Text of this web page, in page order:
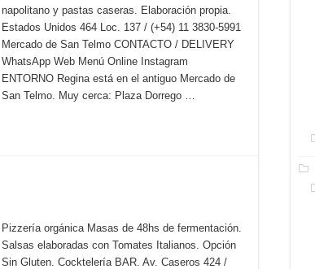
napolitano y pastas caseras. Elaboración propia.
Estados Unidos 464 Loc. 137 / (+54) 11 3830-5991
Mercado de San Telmo CONTACTO / DELIVERY
WhatsApp Web Menú Online Instagram
ENTORNO Regina está en el antiguo Mercado de
San Telmo. Muy cerca: Plaza Dorrego …
Pizzería orgánica Masas de 48hs de fermentación.
Salsas elaboradas con Tomates Italianos. Opción
Sin Gluten. Cocktelería BAR. Av. Caseros 424 /